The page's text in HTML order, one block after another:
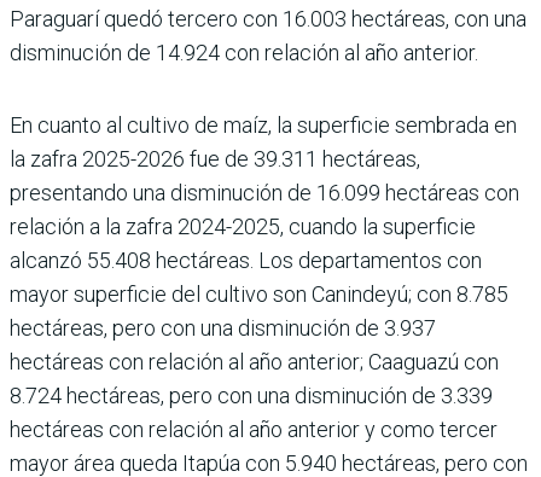
Paraguarí quedó tercero con 16.003 hectáreas, con una
disminución de 14.924 con relación al año anterior.
En cuanto al cultivo de maíz, la superficie sembrada en
la zafra 2025-2026 fue de 39.311 hectáreas,
presentando una disminución de 16.099 hectáreas con
relación a la zafra 2024-2025, cuando la superficie
alcanzó 55.408 hectáreas. Los departamentos con
mayor superficie del cultivo son Canindeyú; con 8.785
hectáreas, pero con una disminución de 3.937
hectáreas con relación al año anterior; Caaguazú con
8.724 hectáreas, pero con una disminución de 3.339
hectáreas con relación al año anterior y como tercer
mayor área queda Itapúa con 5.940 hectáreas, pero con